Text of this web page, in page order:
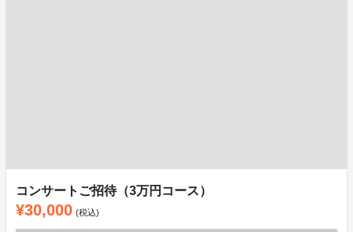
コンサートご招待（3万円コース）
¥30,000 (税込)